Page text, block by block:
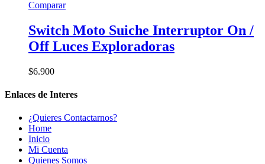
Comparar
Switch Moto Suiche Interruptor On /
Off Luces Exploradoras
$6.900
Enlaces de Interes
¿Quieres Contactarnos?
Home
Inicio
Mi Cuenta
Quienes Somos